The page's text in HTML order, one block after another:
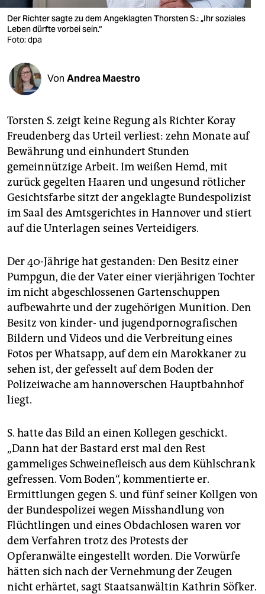
verlag
veranstaltungen
fragen & hilfe
abo
genossenschaft
epaper login
Der Richter sagte zu dem Angeklagten Thorsten S.: „Ihr soziales
Leben dürfte vorbei sein.“
Foto: dpa
Von Andrea Maestro
Torsten S. zeigt keine Regung als Richter Koray
Freudenberg das Urteil verliest: zehn Monate auf
Bewährung und einhundert Stunden
gemeinnützige Arbeit. Im weißen Hemd, mit
zurück gegelten Haaren und ungesund rötlicher
Gesichtsfarbe sitzt der angeklagte Bundespolizist
im Saal des Amtsgerichtes in Hannover und stiert
auf die Unterlagen seines Verteidigers.
Der 40-Jährige hat gestanden: Den Besitz einer
Pumpgun, die der Vater einer vierjährigen Tochter
im nicht abgeschlossenen Gartenschuppen
aufbewahrte und der zugehörigen Munition. Den
Besitz von kinder- und jugendpornografischen
Bildern und Videos und die Verbreitung eines
Fotos per Whatsapp, auf dem ein Marokkaner zu
sehen ist, der gefesselt auf dem Boden der
Polizeiwache am hannoverschen Hauptbahnhof
liegt.
S. hatte das Bild an einen Kollegen geschickt.
„Dann hat der Bastard erst mal den Rest
gammeliges Schweinefleisch aus dem Kühlschrank
gefressen. Vom Boden“, kommentierte er.
Ermittlungen gegen S. und fünf seiner Kollgen von
der Bundespolizei wegen Misshandlung von
Flüchtlingen und eines Obdachlosen waren vor
dem Verfahren trotz des Protests der
Opferanwälte eingestellt worden. Die Vorwürfe
hätten sich nach der Vernehmung der Zeugen
nicht erhärtet, sagt Staatsanwältin Kathrin Söfker.